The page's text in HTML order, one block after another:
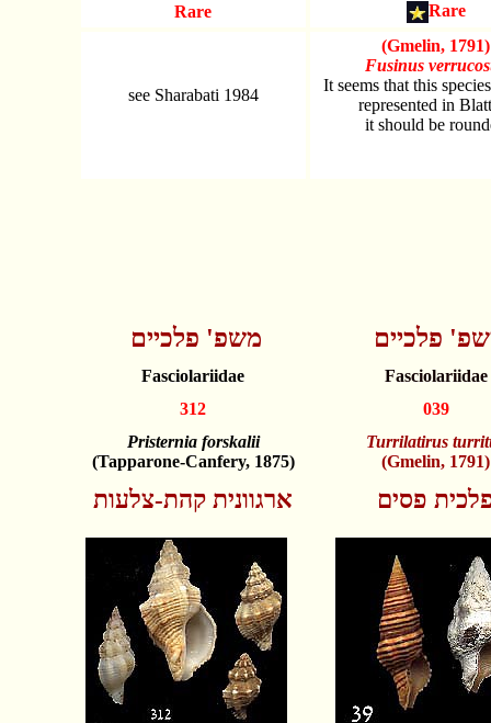
Rare Rare
see Sharabati 1984
(Gmelin, 1791)
Fusinus
It seems that this
represented in
it should be
משפ' פלכיים פלכיים
Fasciolariidae
Fasciolariidae
312
039
Pristernia forskalii
(Tapparone-Canfery, 1875)
Turrilatirus
(Gmelin, 1791)
ארגוונית קהת-צלעות פסים